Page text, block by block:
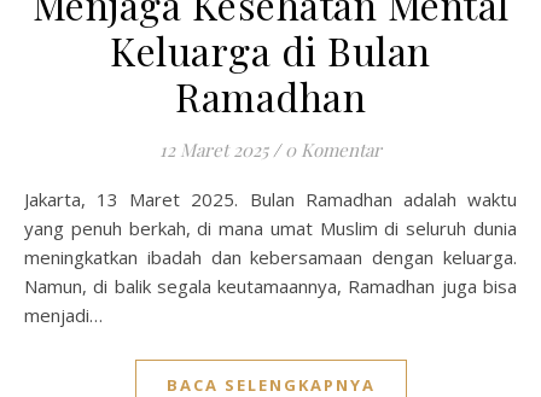
Keluarga di Bulan
Ramadhan
12 Maret 2025 / 0 Komentar
Jakarta, 13 Maret 2025. Bulan Ramadhan adalah waktu
yang penuh berkah, di mana umat Muslim di seluruh dunia
meningkatkan ibadah dan kebersamaan dengan keluarga.
Namun, di balik segala keutamaannya, Ramadhan juga bisa
menjadi…
BACA SELENGKAPNYA